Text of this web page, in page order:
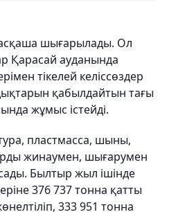
шығарылады. Ол
Қарасай ауданында
тікелей келіссөздер
қабылдайтын тағы
жұмыс істейді.
пластмасса, шыны,
жинаумен, шығарумен
Былтыр жыл ішінде
376 737 тонна қатты
333 951 тонна